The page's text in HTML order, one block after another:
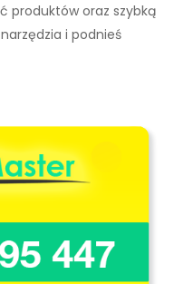
produktów oraz szybką
i podnieś